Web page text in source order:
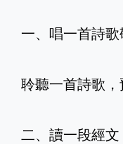
一、唱一首詩
聆聽一首詩歌
二、讀一段經